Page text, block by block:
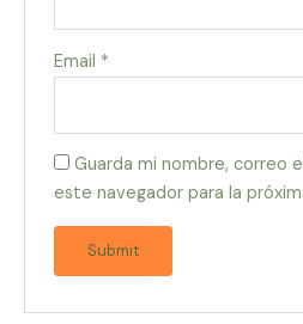
Email *
Guarda mi nombre, correo
este navegador para la